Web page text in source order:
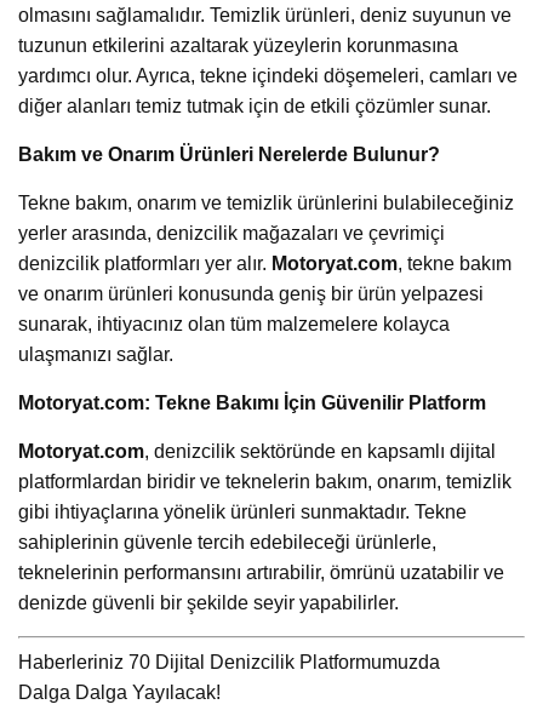
olmasını sağlamalıdır. Temizlik ürünleri, deniz suyunun ve
tuzunun etkilerini azaltarak yüzeylerin korunmasına
yardımcı olur. Ayrıca, tekne içindeki döşemeleri, camları ve
diğer alanları temiz tutmak için de etkili çözümler sunar.
Bakım ve Onarım Ürünleri Nerelerde Bulunur?
Tekne bakım, onarım ve temizlik ürünlerini bulabileceğiniz
yerler arasında, denizcilik mağazaları ve çevrimiçi
denizcilik platformları yer alır. Motoryat.com, tekne bakım
ve onarım ürünleri konusunda geniş bir ürün yelpazesi
sunarak, ihtiyacınız olan tüm malzemelere kolayca
ulaşmanızı sağlar.
Motoryat.com: Tekne Bakımı İçin Güvenilir Platform
Motoryat.com, denizcilik sektöründe en kapsamlı dijital
platformlardan biridir ve teknelerin bakım, onarım, temizlik
gibi ihtiyaçlarına yönelik ürünleri sunmaktadır. Tekne
sahiplerinin güvenle tercih edebileceği ürünlerle,
teknelerinin performansını artırabilir, ömrünü uzatabilir ve
denizde güvenli bir şekilde seyir yapabilirler.
Haberleriniz 70 Dijital Denizcilik Platformumuzda
Dalga Dalga Yayılacak!